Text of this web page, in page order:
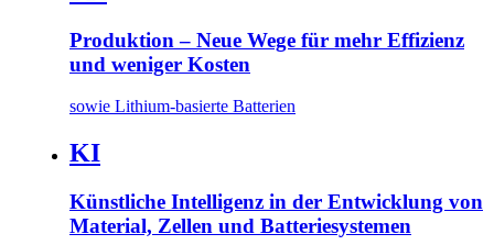
Produktion – Neue Wege für mehr Effizienz
und weniger Kosten
sowie Lithium-basierte Batterien
KI
Künstliche Intelligenz in der Entwicklung von
Material, Zellen und Batteriesystemen